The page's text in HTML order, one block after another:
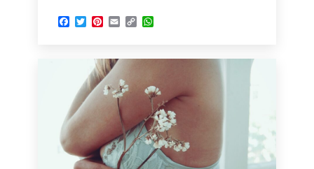
Facebook
TwitterPinterest
EmailCopyWhatsApp